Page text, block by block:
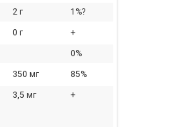
2 г 1%?
0 г +
0%
350 мг 85%
3,5 мг +